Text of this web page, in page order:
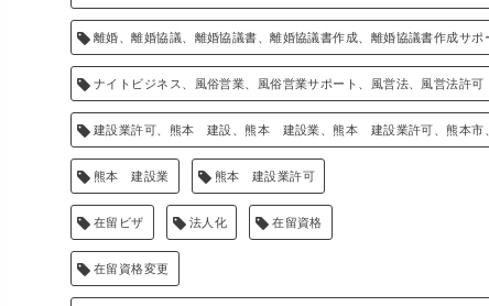
離婚、離婚協議、離婚協議書、離婚協議書作成、離婚協議書作成サポ
ナイトビジネス、風俗営業、風俗営業サポート、風営法、風営法許可
建設業許可、熊本 建設、熊本 建設業、熊本 建設業許可、熊本市
熊本 建設業 熊本 建設業許可
在留ビザ 法人化 在留資格
在留資格変更